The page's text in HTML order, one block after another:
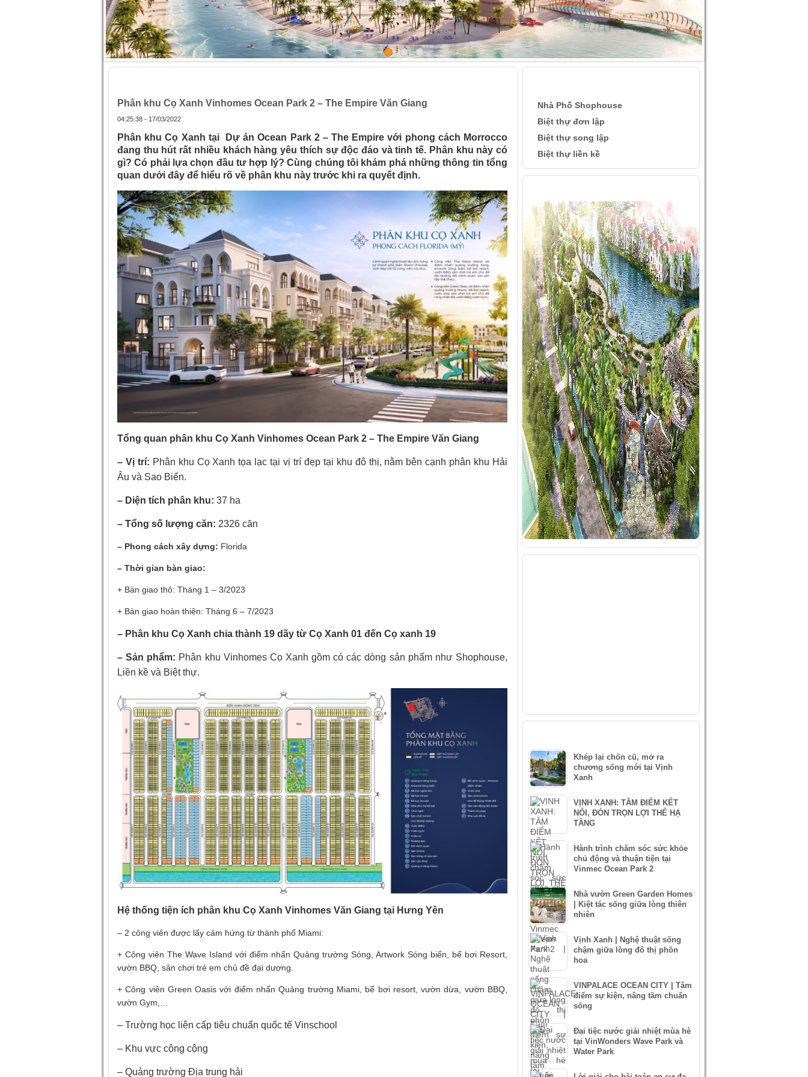
Phân khu Cọ Xanh Vinhomes Ocean Park 2 – The Empire Văn Giang
04:25:38 - 17/03/2022
Phân khu Cọ Xanh tại Dự án Ocean Park 2 – The Empire với phong cách Morrocco
đang thu hút rất nhiều khách hàng yêu thích sự độc đáo và tinh tế. Phân khu này có
gì? Có phải lựa chọn đầu tư hợp lý? Cùng chúng tôi khám phá những thông tin tổng
quan dưới đây để hiểu rõ về phân khu này trước khi ra quyết định.
Tổng quan phân khu Cọ Xanh Vinhomes Ocean Park 2 – The Empire Văn Giang
– Vị trí: Phân khu Cọ Xanh tọa lạc tại vị trí đẹp tại khu đô thị, nằm bên cạnh phân khu Hải
Âu và Sao Biển.
– Diện tích phân khu: 37 ha
– Tổng số lượng căn: 2326 căn
– Phong cách xây dựng: Florida
– Thời gian bàn giao:
+ Bàn giao thô: Tháng 1 – 3/2023
+ Bàn giao hoàn thiện: Tháng 6 – 7/2023
– Phân khu Cọ Xanh chia thành 19 dãy từ Cọ Xanh 01 đến Cọ xanh 19
– Sản phẩm: Phân khu Vinhomes Cọ Xanh gồm có các dòng sản phẩm như Shophouse,
Liền kề và Biệt thự.
Hệ thống tiện ích phân khu Cọ Xanh Vinhomes Văn Giang tại Hưng Yên
– 2 công viên được lấy cảm hứng từ thành phố Miami:
+ Công viên The Wave Island với điểm nhấn Quảng trường Sóng, Artwork Sóng biển, bể bơi Resort,
vườn BBQ, sân chơi trẻ em chủ đề đại dương.
+ Công viên Green Oasis với điểm nhấn Quảng trường Miami, bể bơi resort, vườn dừa, vườn BBQ,
vườn Gym,…
– Trường học liên cấp tiêu chuẩn quốc tế Vinschool
– Khu vực cộng cộng
– Quảng trường Địa trung hải
Nhà Phố Shophouse
Biệt thự đơn lập
Biệt thự song lập
Biệt thự liền kề
Khép lại chốn cũ, mở ra
chương sống mới tại Vịnh
Xanh
VỊNH XANH: TÂM ĐIỂM KẾT
NỐI, ĐÓN TRỌN LỢI THẾ HẠ
TẦNG
Hành trình chăm sóc sức khỏe
chủ động và thuận tiện tại
Vinmec Ocean Park 2
Nhà vườn Green Garden Homes
| Kiệt tác sống giữa lòng thiên
nhiên
Vịnh Xanh | Nghệ thuật sống
chậm giữa lòng đô thị phồn
hoa
VINPALACE OCEAN CITY | Tâm
điểm sự kiện, nâng tầm chuẩn
sống
Đại tiệc nước giải nhiệt mùa hè
tại VinWonders Wave Park và
Water Park